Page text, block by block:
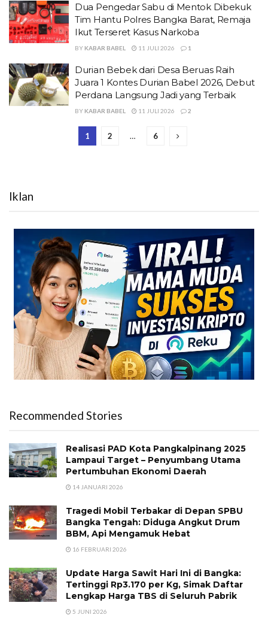
Dua Pengedar Sabu di Mentok Dibekuk
Tim Hantu Polres Bangka Barat, Remaja
Ikut Terseret Kasus Narkoba
BY KABAR BABEL 11 JULI 2026 1
Durian Bebek dari Desa Beruas Raih
Juara 1 Kontes Durian Babel 2026, Debut
Perdana Langsung Jadi yang Terbaik
BY KABAR BABEL 11 JULI 2026 2
1 2 … 6
Iklan
Recommended Stories
Realisasi PAD Kota Pangkalpinang 2025
Lampaui Target – Penyumbang Utama
Pertumbuhan Ekonomi Daerah
14 JANUARI 2026
Tragedi Mobil Terbakar di Depan SPBU
Bangka Tengah: Diduga Angkut Drum
BBM, Api Mengamuk Hebat
16 FEBRUARI 2026
Update Harga Sawit Hari Ini di Bangka:
Tertinggi Rp3.170 per Kg, Simak Daftar
Lengkap Harga TBS di Seluruh Pabrik
5 JUNI 2026